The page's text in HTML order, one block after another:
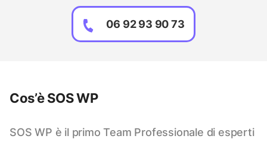
06 92 93 90 73
Cos’è SOS WP
SOS WP è il primo Team Professionale di esperti